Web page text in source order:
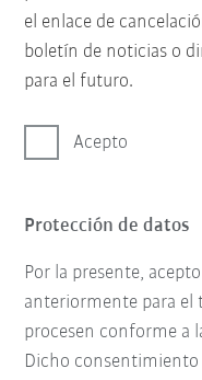
el enlace de
boletín de noticias o
para el futuro.
Acepto
Protección de datos
Por la presente,
anteriormente para el
procesen conforme a
Dicho consentimiento